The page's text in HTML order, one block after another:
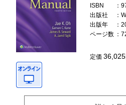
ISBN
：
出版社
：
出版年
：
ページ数 ：
定価